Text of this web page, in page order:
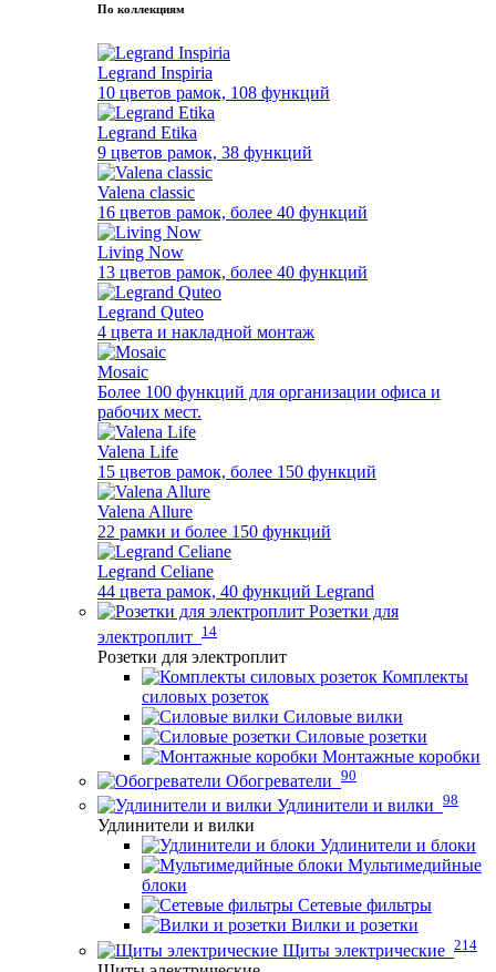
По коллекциям
Legrand Inspiria
10 цветов рамок, 108 функций
Legrand Etika
9 цветов рамок, 38 функций
Valena classic
16 цветов рамок, более 40 функций
Living Now
13 цветов рамок, более 40 функций
Legrand Quteo
4 цвета и накладной монтаж
Mosaic
Более 100 функций для организации офиса и
рабочих мест.
Valena Life
15 цветов рамок, более 150 функций
Valena Allure
22 рамки и более 150 функций
Legrand Celiane
44 цвета рамок, 40 функций Legrand
Розетки для
электроплит 14
Розетки для электроплит
Комплекты
силовых розеток
Силовые вилки
Силовые розетки
Монтажные коробки
Обогреватели 90
Удлинители и вилки 98
Удлинители и вилки
Удлинители и блоки
Мультимедийные
блоки
Сетевые фильтры
Вилки и розетки
Щиты электрические 214